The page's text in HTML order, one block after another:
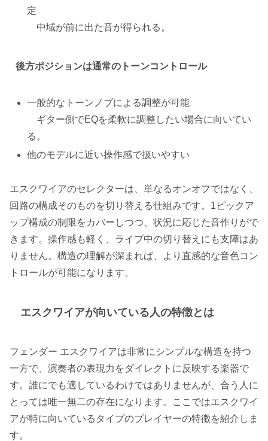
定
中域が前に出た音が得られる。
後方ポジションは通常のトーンコントロール
一般的なトーンノブによる調整が可能
ギター側でEQを柔軟に調整したい場合に向いてい
る。
他のモデルに近い操作感で扱いやすい
エスクワイアのセレクターは、単なるオンオフではなく、
回路の構成そのものを切り替える仕組みです。1ピックア
ップ構成の制限をカバーしつつ、状況に応じた音作りがで
きます。操作感も軽く、ライブ中の切り替えにも支障はあ
りません。構造の理解が深まれば、より直感的な音色コン
トロールが可能になります。
エスクワイアが向いている人の特徴とは
フェンダー エスクワイアは非常にシンプルな構造を持つ
一方で、演奏者の表現力をダイレクトに反映する楽器で
す。誰にでも適しているわけではありませんが、合う人に
とっては唯一無二の存在になります。ここではエスクワイ
アが特に向いているタイプのプレイヤーの特徴を紹介しま
す。